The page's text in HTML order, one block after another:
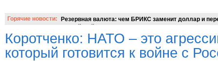
Горячие новости:
Резервная валюта: чем БРИКС заменит доллар и
Коротченко: НАТО – это
который готовится к войне с